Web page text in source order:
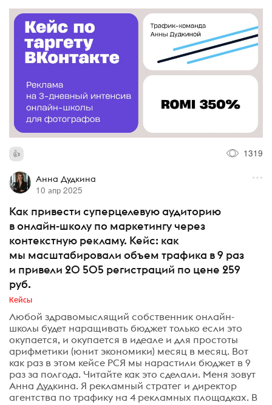
1319
Анна Дудкина
10 апр 2025
Как привести суперцелевую аудиторию
в онлайн-школу по маркетингу через
контекстную рекламу. Кейс: как
мы масштабировали объем трафика в 9 раз
и привели 20 505 регистраций по цене 259
руб.
Кейсы
Любой здравомыслящий собственник онлайн-
школы будет наращивать бюджет только если это
окупается, и окупается в идеале и для простоты
арифметики (юнит экономики) месяц в месяц. Вот
как раз в этом кейсе РСЯ мы нарастили бюджет в 9
раз за полгода. Читайте как это сделали. Меня зовут
Анна Дудкина. Я рекламный стратег и директор
агентства по трафику на 4 рекламных площадках. В